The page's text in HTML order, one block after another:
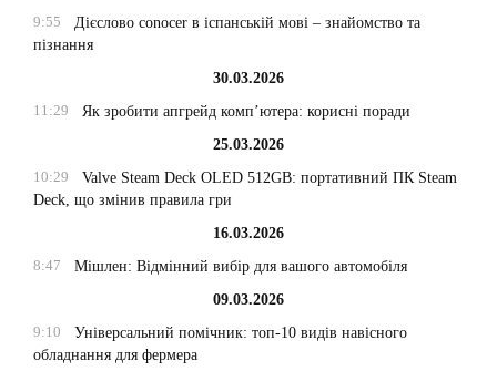
9:55
Дієслово conocer в іспанській мові – знайомство та
пізнання
30.03.2026
11:29
Як зробити апгрейд комп’ютера: корисні поради
25.03.2026
10:29
Valve Steam Deck OLED 512GB: портативний ПК Steam
Deck, що змінив правила гри
16.03.2026
8:47
Мішлен: Відмінний вибір для вашого автомобіля
09.03.2026
9:10
Універсальний помічник: топ-10 видів навісного
обладнання для фермера